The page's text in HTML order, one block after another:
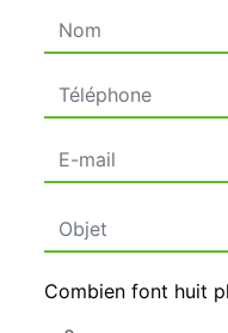
Combien font huit